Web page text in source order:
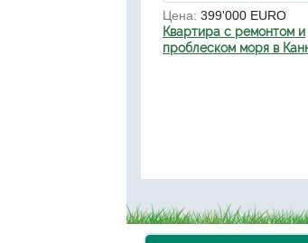
Цена: 399'000 EURO
Квартира с ремонтом и
проблеском моря в